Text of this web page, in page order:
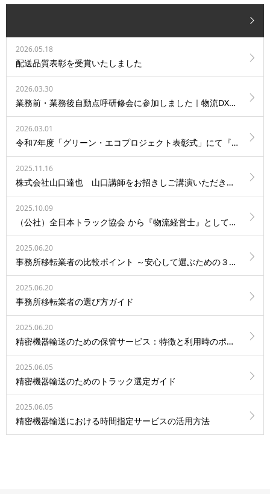
2026.05.18
配送品質表彰を受賞いたしました
2026.03.30
業務前・業務後自動点呼研修会に参加しました｜物流DXへの取り組み
2026.03.01
令和7年度「グリーン・エコプロジェクト表彰式」にて『環境委員長賞』を受賞しました
2025.11.16
株式会社山口達也 山口講師をお招きしご講演いただきました
2025.10.09
（公社）全日本トラック協会 から『物流経営士』として認定されました
2025.06.20
事務所移転業者の比較ポイント ～安心して選ぶための３つの視点～
2025.06.20
事務所移転業者の選び方ガイド
2025.06.20
精密機器輸送のための保管サービス：特徴と利用時のポイント
2025.06.05
精密機器輸送のためのトラック選定ガイド
2025.06.05
精密機器輸送における時間指定サービスの活用方法